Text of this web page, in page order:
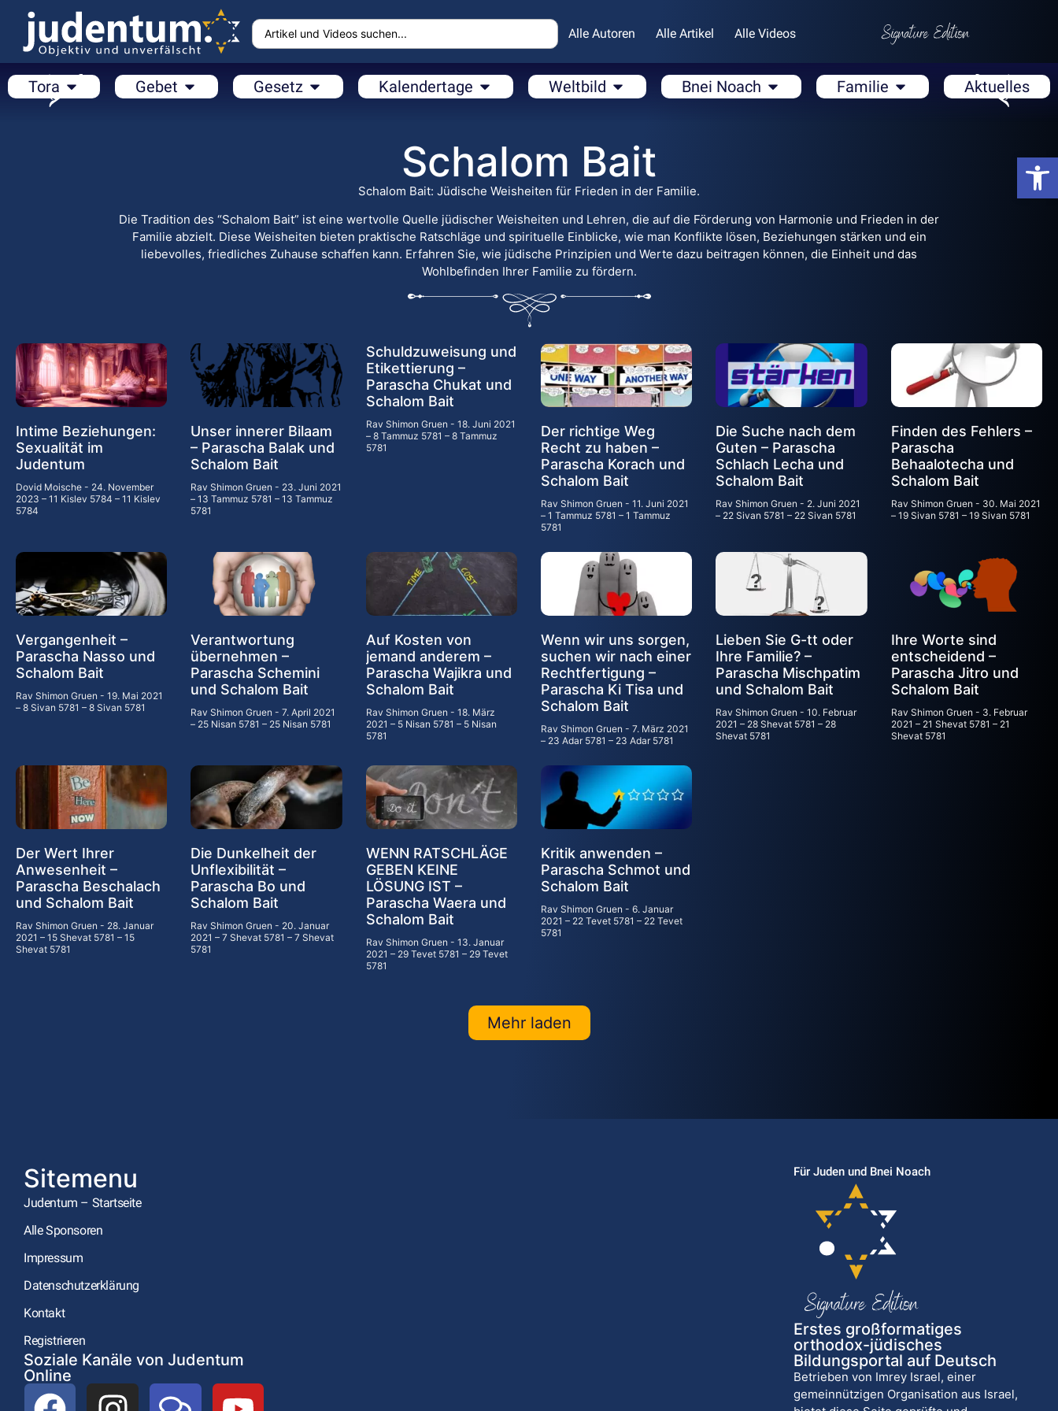
Alle Autoren Alle Artikel Alle Videos
Tora Gebet Gesetz Kalendertage Weltbild Bnei Noach Familie Aktuelles
Schalom Bait
Schalom Bait: Jüdische Weisheiten für Frieden in der Familie.
Die Tradition des “Schalom Bait” ist eine wertvolle Quelle jüdischer Weisheiten und Lehren, die auf die Förderung von Harmonie und Frieden in der
Familie abzielt. Diese Weisheiten bieten praktische Ratschläge und spirituelle Einblicke, wie man Konflikte lösen, Beziehungen stärken und ein
liebevolles, friedliches Zuhause schaffen kann. Erfahren Sie, wie jüdische Prinzipien und Werte dazu beitragen können, die Einheit und das
Wohlbefinden Ihrer Familie zu fördern.
Intime Beziehungen:
Sexualität im
Judentum
Dovid Moische
24. November
2023 – 11 Kislev 5784 – 11 Kislev
5784
Unser innerer Bilaam
– Parascha Balak und
Schalom Bait
Rav Shimon Gruen
23. Juni 2021
– 13 Tammuz 5781 – 13 Tammuz
5781
Schuldzuweisung und
Etikettierung –
Parascha Chukat und
Schalom Bait
Rav Shimon Gruen
18. Juni 2021
– 8 Tammuz 5781 – 8 Tammuz
5781
Der richtige Weg
Recht zu haben –
Parascha Korach und
Schalom Bait
Rav Shimon Gruen
11. Juni 2021
– 1 Tammuz 5781 – 1 Tammuz
5781
Die Suche nach dem
Guten – Parascha
Schlach Lecha und
Schalom Bait
Rav Shimon Gruen
2. Juni 2021
– 22 Sivan 5781 – 22 Sivan 5781
Finden des Fehlers –
Parascha
Behaalotecha und
Schalom Bait
Rav Shimon Gruen
30. Mai 2021
– 19 Sivan 5781 – 19 Sivan 5781
Vergangenheit –
Parascha Nasso und
Schalom Bait
Rav Shimon Gruen
19. Mai 2021
– 8 Sivan 5781 – 8 Sivan 5781
Verantwortung
übernehmen –
Parascha Schemini
und Schalom Bait
Rav Shimon Gruen 7. April 2021
– 25 Nisan 5781 – 25 Nisan 5781
Auf Kosten von
jemand anderem –
Parascha Wajikra und
Schalom Bait
Rav Shimon Gruen
18. März
2021 – 5 Nisan 5781 – 5 Nisan
5781
Wenn wir uns sorgen,
suchen wir nach einer
Rechtfertigung –
Parascha Ki Tisa und
Schalom Bait
Rav Shimon Gruen
7. März 2021
– 23 Adar 5781 – 23 Adar 5781
Lieben Sie G-tt oder
Ihre Familie? –
Parascha Mischpatim
und Schalom Bait
Rav Shimon Gruen 10. Februar
2021 – 28 Shevat 5781 – 28
Shevat 5781
Ihre Worte sind
entscheidend –
Parascha Jitro und
Schalom Bait
Rav Shimon Gruen
3. Februar
2021 – 21 Shevat 5781 – 21
Shevat 5781
Der Wert Ihrer
Anwesenheit –
Parascha Beschalach
und Schalom Bait
Rav Shimon Gruen
28. Januar
2021 – 15 Shevat 5781 – 15
Shevat 5781
Die Dunkelheit der
Unflexibilität –
Parascha Bo und
Schalom Bait
Rav Shimon Gruen
20. Januar
2021 – 7 Shevat 5781 – 7 Shevat
5781
WENN RATSCHLÄGE
GEBEN KEINE
LÖSUNG IST –
Parascha Waera und
Schalom Bait
Rav Shimon Gruen
13. Januar
2021 – 29 Tevet 5781 – 29 Tevet
5781
Kritik anwenden –
Parascha Schmot und
Schalom Bait
Rav Shimon Gruen
6. Januar
2021 – 22 Tevet 5781 – 22 Tevet
5781
Mehr laden
Sitemenu
Judentum – Startseite
Alle Sponsoren
Impressum
Datenschutzerklärung
Kontakt
Registrieren
Soziale Kanäle von Judentum
Online
Für Juden und Bnei Noach
Erstes großformatiges
orthodox-jüdisches
Bildungsportal auf Deutsch
Betrieben von Imrey Israel, einer
gemeinnützigen Organisation aus Israel,